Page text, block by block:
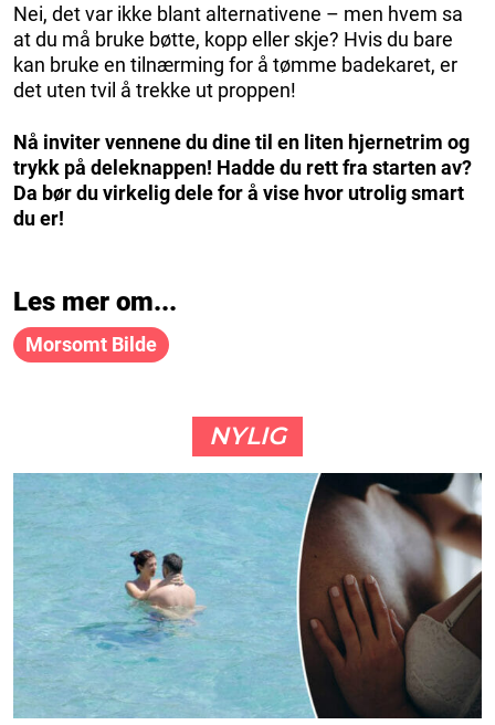
Nei, det var ikke blant alternativene – men hvem sa
at du må bruke bøtte, kopp eller skje? Hvis du bare
kan bruke en tilnærming for å tømme badekaret, er
det uten tvil å trekke ut proppen!
Nå inviter vennene du dine til en liten hjernetrim og
trykk på deleknappen! Hadde du rett fra starten av?
Da bør du virkelig dele for å vise hvor utrolig smart
du er!
Les mer om...
Morsomt Bilde
NYLIG